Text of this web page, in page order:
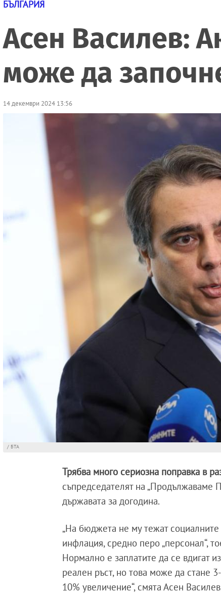
БЪЛГАРИЯ
Асен Василев:
може да
14 декември 2024 13:56
/ БТА
Трябва много сериозна поправка в
съпредседателят на „Продължаваме
държавата за догодина.
„На бюджета не му тежат
инфлация, средно перо „персонал“,
Нормално е заплатите да се вдигат
реален ръст, но това може да стане
10% увеличение“, смята Асен